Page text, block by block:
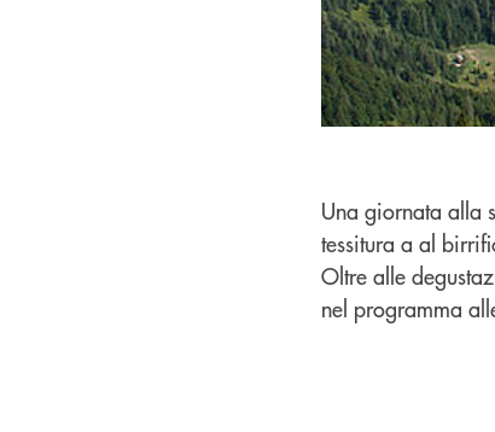
Una giornata alla
tessitura a al
Oltre alle
nel programma